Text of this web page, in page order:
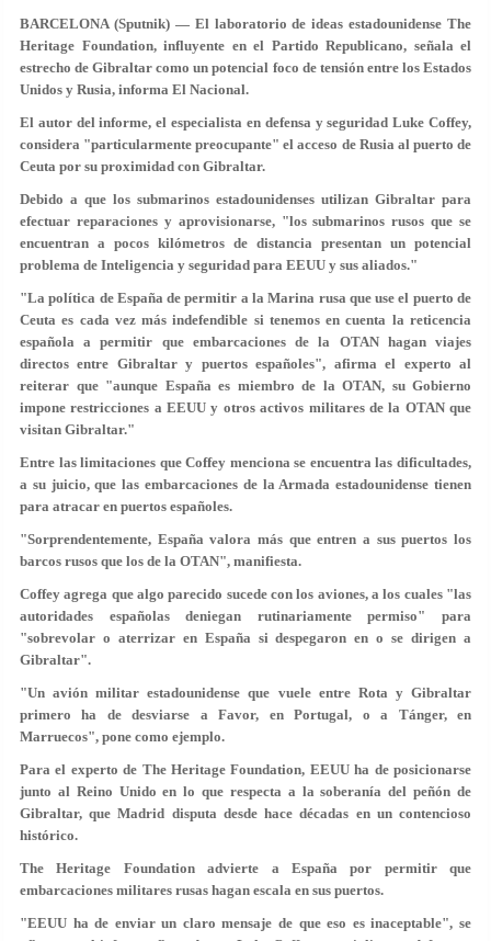
BARCELONA (Sputnik) — El laboratorio de ideas estadounidense The
Heritage Foundation, influyente en el Partido Republicano, señala el
estrecho de Gibraltar como un potencial foco de tensión entre los Estados
Unidos y Rusia, informa El Nacional.
El autor del informe, el especialista en defensa y seguridad Luke Coffey,
considera "particularmente preocupante" el acceso de Rusia al puerto de
Ceuta por su proximidad con Gibraltar.
Debido a que los submarinos estadounidenses utilizan Gibraltar para
efectuar reparaciones y aprovisionarse, "los submarinos rusos que se
encuentran a pocos kilómetros de distancia presentan un potencial
problema de Inteligencia y seguridad para EEUU y sus aliados."
"La política de España de permitir a la Marina rusa que use el puerto de
Ceuta es cada vez más indefendible si tenemos en cuenta la reticencia
española a permitir que embarcaciones de la OTAN hagan viajes
directos entre Gibraltar y puertos españoles", afirma el experto al
reiterar que "aunque España es miembro de la OTAN, su Gobierno
impone restricciones a EEUU y otros activos militares de la OTAN que
visitan Gibraltar."
Entre las limitaciones que Coffey menciona se encuentra las dificultades,
a su juicio, que las embarcaciones de la Armada estadounidense tienen
para atracar en puertos españoles.
"Sorprendentemente, España valora más que entren a sus puertos los
barcos rusos que los de la OTAN", manifiesta.
Coffey agrega que algo parecido sucede con los aviones, a los cuales "las
autoridades españolas deniegan rutinariamente permiso" para
"sobrevolar o aterrizar en España si despegaron en o se dirigen a
Gibraltar".
"Un avión militar estadounidense que vuele entre Rota y Gibraltar
primero ha de desviarse a Favor, en Portugal, o a Tánger, en
Marruecos", pone como ejemplo.
Para el experto de The Heritage Foundation, EEUU ha de posicionarse
junto al Reino Unido en lo que respecta a la soberanía del peñón de
Gibraltar, que Madrid disputa desde hace décadas en un contencioso
histórico.
The Heritage Foundation advierte a España por permitir que
embarcaciones militares rusas hagan escala en sus puertos.
"EEUU ha de enviar un claro mensaje de que eso es inaceptable", se